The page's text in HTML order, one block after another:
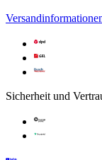
Sicherheit und